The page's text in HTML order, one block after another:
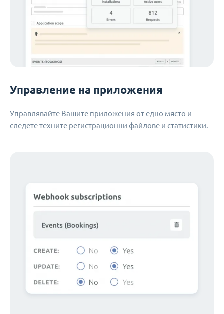
Управление на приложения
Управлявайте Вашите приложения от едно място и
следете техните регистрационни файлове и статистики.